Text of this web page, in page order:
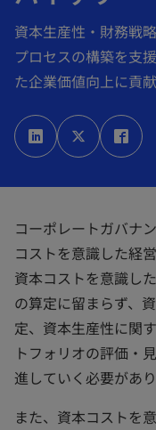
資本生産性・財務戦
プロセスの構築を支
た企業価値向上に貢献
新
し
い
タ
新
し
い
タ
し
い
コーポレートガバナ
コストを意識した経
資本コストを意識し
の算定に留まらず、
定、資本生産性に関
トフォリオの評価・
進していく必要があり
また、資本コストを